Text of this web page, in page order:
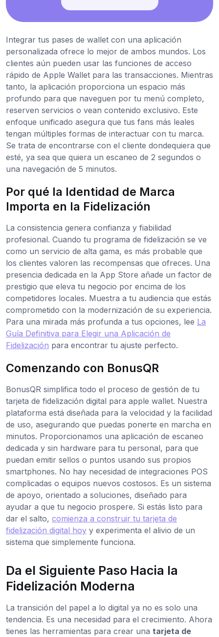
Integrar tus pases de wallet con una aplicación
personalizada ofrece lo mejor de ambos mundos. Los
clientes aún pueden usar las funciones de acceso
rápido de Apple Wallet para las transacciones. Mientras
tanto, la aplicación proporciona un espacio más
profundo para que naveguen por tu menú completo,
reserven servicios o vean contenido exclusivo. Este
enfoque unificado asegura que tus fans más leales
tengan múltiples formas de interactuar con tu marca.
Se trata de encontrarse con el cliente dondequiera que
esté, ya sea que quiera un escaneo de 2 segundos o
una navegación de 5 minutos.
Por qué la Identidad de Marca
Importa en la Fidelización
La consistencia genera confianza y fiabilidad
profesional. Cuando tu programa de fidelización se ve
como un servicio de alta gama, es más probable que
los clientes valoren las recompensas que ofreces. Una
presencia dedicada en la App Store añade un factor de
prestigio que eleva tu negocio por encima de los
competidores locales. Muestra a tu audiencia que estás
comprometido con la modernización de su experiencia.
Para una mirada más profunda a tus opciones, lee La
Guía Definitiva para Elegir una Aplicación de
Fidelización para encontrar tu ajuste perfecto.
Comenzando con BonusQR
BonusQR simplifica todo el proceso de gestión de tu
tarjeta de fidelización digital para apple wallet. Nuestra
plataforma está diseñada para la velocidad y la facilidad
de uso, asegurando que puedas ponerte en marcha en
minutos. Proporcionamos una aplicación de escaneo
dedicada y sin hardware para tu personal, para que
puedan emitir sellos o puntos usando sus propios
smartphones. No hay necesidad de integraciones POS
complicadas o equipos nuevos costosos. Es un sistema
de apoyo, orientado a soluciones, diseñado para
ayudar a que tu negocio prospere. Si estás listo para
dar el salto, comienza a construir tu tarjeta de
fidelización digital hoy y experimenta el alivio de un
sistema que simplemente funciona.
Da el Siguiente Paso Hacia la
Fidelización Moderna
La transición del papel a lo digital ya no es solo una
tendencia. Es una necesidad para el crecimiento. Ahora
tienes las herramientas para crear una tarjeta de